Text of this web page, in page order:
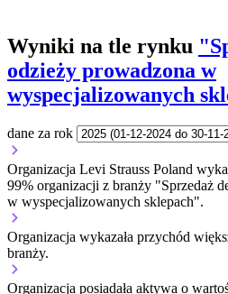
Wyniki na tle rynku
odzieży prowadzona w
wyspecjalizowanych
dane za rok
Organizacja Levi Strauss Poland
99% organizacji z branży "Sprzedaż
w wyspecjalizowanych sklepach".
Organizacja wykazała przychód
branży.
Organizacja posiadała aktywa o